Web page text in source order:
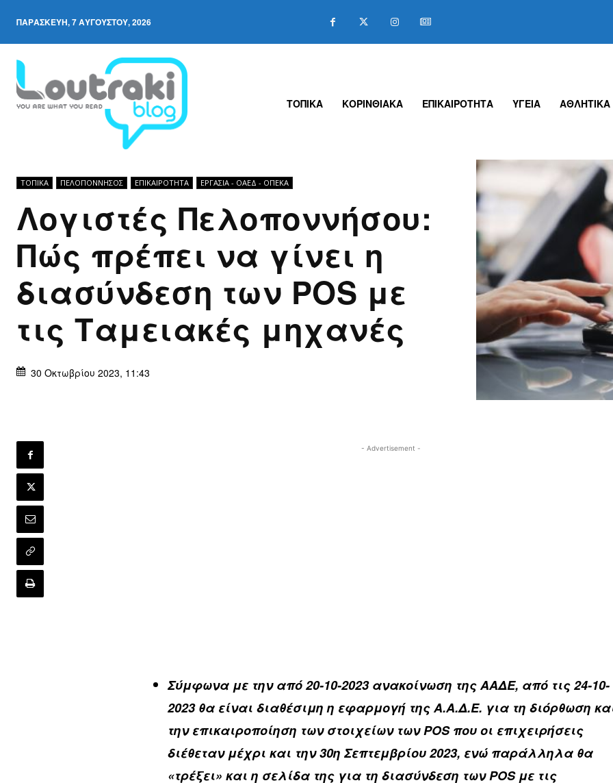
ΠΑΡΑΣΚΕΥΉ, 7 ΑΥΓΟΎΣΤΟΥ, 2026
ΤΟΠΙΚΑ ΚΟΡΙΝΘΙΑΚΑ ΕΠΙΚΑΙΡΟΤΗΤΑ ΥΓΕΙΑ ΑΘΛΗΤΙΚΑ
ΤΟΠΙΚΑ ΠΕΛΟΠΌΝΝΗΣΟΣ ΕΠΙΚΑΙΡΟΤΗΤΑ ΕΡΓΑΣΊΑ - ΟΑΕΔ - ΟΠΕΚΑ
Λογιστές Πελοποννήσου:
Πώς πρέπει να γίνει η
διασύνδεση των POS με
τις Ταμειακές μηχανές
30 Οκτωβρίου 2023, 11:43
- Advertisement -
Σύμφωνα με την από 20-10-2023 ανακοίνωση της ΑΑΔΕ, από τις 24-10-
2023 θα είναι διαθέσιμη η εφαρμογή της Α.Α.Δ.Ε. για τη διόρθωση
την επικαιροποίηση των στοιχείων των POS που οι επιχειρήσεις
διέθεταν μέχρι και την 30η Σεπτεμβρίου 2023, ενώ παράλληλα θα
«τρέξει» και η σελίδα της για τη διασύνδεση των POS με τις